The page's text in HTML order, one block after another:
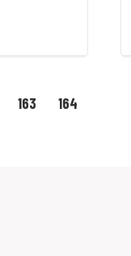
163 164